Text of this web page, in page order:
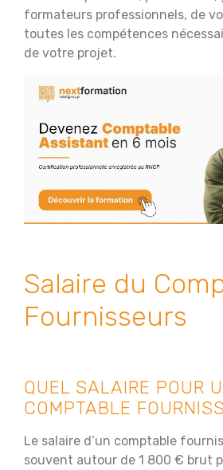
formateurs professionnels, de
toutes les compétences
de votre projet.
Salaire du
Fournisseurs
QUEL SALAIRE POUR
COMPTABLE
Le salaire d’un comptable
souvent autour de 1 800 € brut